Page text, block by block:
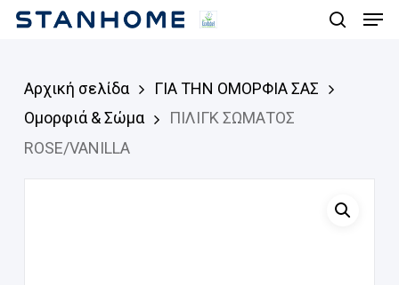
Skip
content
Αρχική σελίδα
ΓΙΑ ΤΗΝ ΟΜΟΡΦΙΑ ΣΑΣ
Ομορφιά & Σώμα
ΠΙΛΙΓΚ ΣΩΜΑΤΟΣ
ROSE/VANILLA